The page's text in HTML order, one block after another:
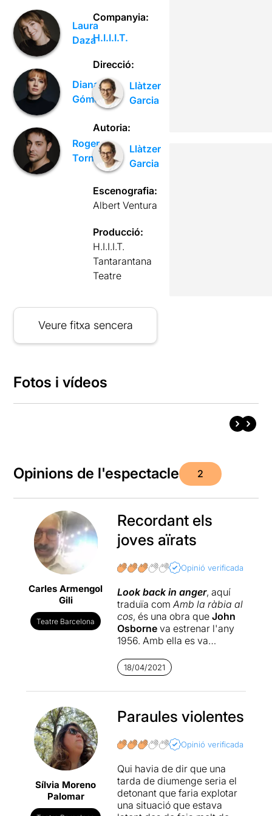
Laura
Daza
Diana
Gómez
Roger
Torns
Companyia:
H.I.I.I.T.
Direcció:
Llàtzer
Garcia
Autoria:
Llàtzer
Garcia
Escenografia:
Albert Ventura
Producció:
H.I.I.I.T.
Tantarantana
Teatre
Veure fitxa sencera
Fotos i vídeos
Opinions de l'espectacle 2
Carles Armengol
Gili
Teatre Barcelona
Recordant els
joves aïrats
Opinió verificada
Look back in anger, aquí
traduïa com Amb la ràbia al
cos, és una obra queJohn
Osborneva estrenar l'any
1956. Amb ella es va
"joves aïrats", amb el que
s'englobaria a una sèrie de
dramaturgs i escriptors
sentiment de les classes
baixes vers el sistema
sociopolític que imperava en
aquell moment. Com moltes
context que les encotilla no
ha ajudat a que envelleixen
del tot bé, malgrat que el
seu propòsit i la força dels
18/04/2021
Sílvia Moreno
Palomar
Paraules violentes
Opinió verificada
Qui havia de dir que una
tarda de diumenge seria el
detonant que faria explotar
una situació que estava